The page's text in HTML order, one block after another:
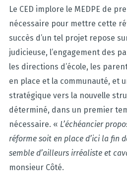
Le CED implore le MEDPE de
nécessaire pour mettre cette
succès d’un tel projet repose
judicieuse, l’engagement des
les directions d’école, les
en place et la communauté, et
stratégique vers la nouvelle
déterminé, dans un premier
nécessaire. « L’échéancier
réforme soit en place d’ici la fin
semble d’ailleurs irréaliste et
monsieur Côté.